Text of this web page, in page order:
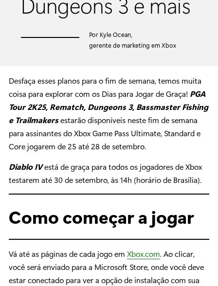
Por Kyle Ocean,
gerente de marketing em Xbox
Desfaça esses planos para o fim de semana, temos muita
coisa para explorar com os Dias para Jogar de Graça! PGA
Tour 2K25, Rematch, Dungeons 3, Bassmaster Fishing
e Trailmakersestarão disponíveis neste fim de semana
para assinantes do Xbox Game Pass Ultimate, Standard e
Core jogarem de 25 até 28 de setembro.
Diablo IVestá de graça para todos os jogadores de Xbox
testarem até 30 de setembro, às 14h (horário de Brasília).
Como começar a jogar
Vá até as páginas de cada jogo em Xbox.com. Ao clicar,
você será enviado para a Microsoft Store, onde você deve
estar conectado para ver a opção de instalação com sua